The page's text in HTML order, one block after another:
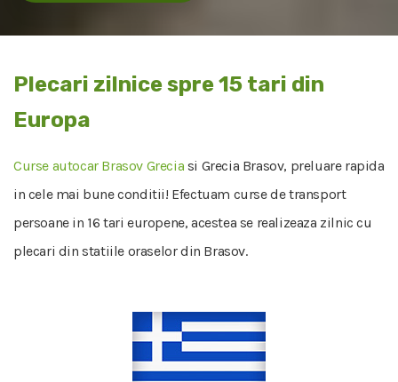
Plecari zilnice spre 15 tari din
Europa
Curse autocar Brasov Grecia si Grecia Brasov, preluare rapida
in cele mai bune conditii! Efectuam curse de transport
persoane in 16 tari europene, acestea se realizeaza zilnic cu
plecari din statiile oraselor din Brasov.